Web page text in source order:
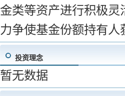
金类等资产进行积极
力争使基金份额持有
投资理念
暂无数据